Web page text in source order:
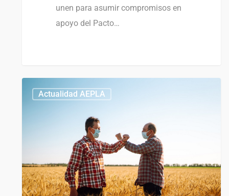
unen para asumir compromisos en
apoyo del Pacto…
Actualidad AEPLA